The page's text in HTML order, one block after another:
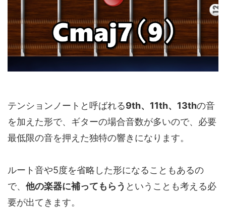
テンションノートと呼ばれる9th、11th、13thの音
を加えた形で、ギターの場合音数が多いので、必要
最低限の音を押えた独特の響きになります。
ルート音や5度を省略した形になることもあるの
で、 他の楽器に補ってもらう ということも考える必
要が出てきます。